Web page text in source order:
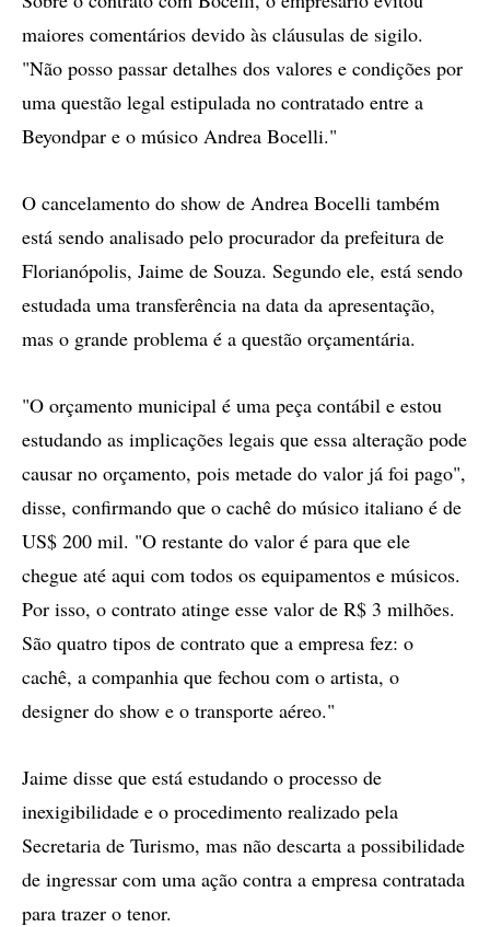
maiores comentários devido às cláusulas de sigilo.
"Não posso passar detalhes dos valores e condições por
uma questão legal estipulada no contratado entre a
Beyondpar e o músico Andrea Bocelli."
O cancelamento do show de Andrea Bocelli também
está sendo analisado pelo procurador da prefeitura de
Florianópolis, Jaime de Souza. Segundo ele, está sendo
estudada uma transferência na data da apresentação,
mas o grande problema é a questão orçamentária.
"O orçamento municipal é uma peça contábil e estou
estudando as implicações legais que essa alteração pode
causar no orçamento, pois metade do valor já foi pago",
disse, confirmando que o cachê do músico italiano é de
US$ 200 mil. "O restante do valor é para que ele
chegue até aqui com todos os equipamentos e músicos.
Por isso, o contrato atinge esse valor de R$ 3 milhões.
São quatro tipos de contrato que a empresa fez: o
cachê, a companhia que fechou com o artista, o
designer do show e o transporte aéreo."
Jaime disse que está estudando o processo de
inexigibilidade e o procedimento realizado pela
Secretaria de Turismo, mas não descarta a possibilidade
de ingressar com uma ação contra a empresa contratada
para trazer o tenor.